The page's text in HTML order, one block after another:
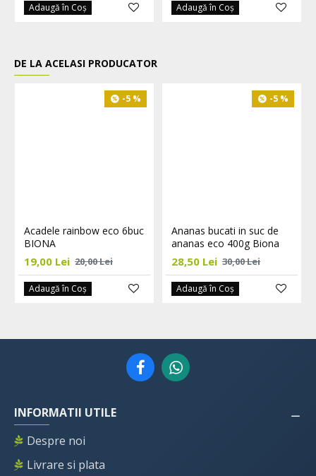
Adaugă în Coş Adaugă în Coş
DE LA ACELASI PRODUCATOR
-5 %
Acadele rainbow eco 6buc
BIONA
19,00 Lei 20,00 Lei
Adaugă în Coş
-5 %
Ananas bucati in suc de
ananas eco 400g Biona
28,50 Lei 30,00 Lei
Adaugă în Coş
INFORMATII UTILE
Despre noi
Livrare si plata